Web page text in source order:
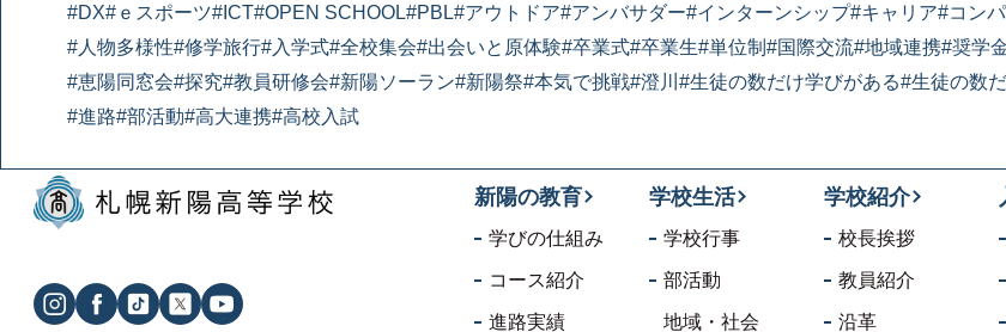
#DX#ｅスポーツ#ICT#OPEN SCHOOL#PBL#アウトドア#アンバサダー#インターンシップ#キャリア#コン
#人物多様性#修学旅行#入学式#全校集会#出会いと原体験#卒業式#卒業生#単位制 #国際交流#地域連携#奨学
#恵陽同窓会#探究#教員研修会#新陽ソーラン#新陽祭#本気で挑戦#澄川 #生徒の数だけ学びがある#生徒の数
#進路#部活動#高大連携#高校入試
新陽の教育
学びの仕組み
コース紹介
進路実績
学校生活
学校行事
部活動
地域・社会
学校紹介
校長挨拶
教員紹介
沿革